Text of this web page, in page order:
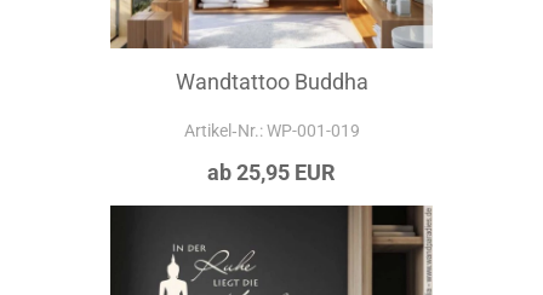
Wandtattoo Buddha
Artikel‑Nr.: WP-001-019
ab 25,95 EUR